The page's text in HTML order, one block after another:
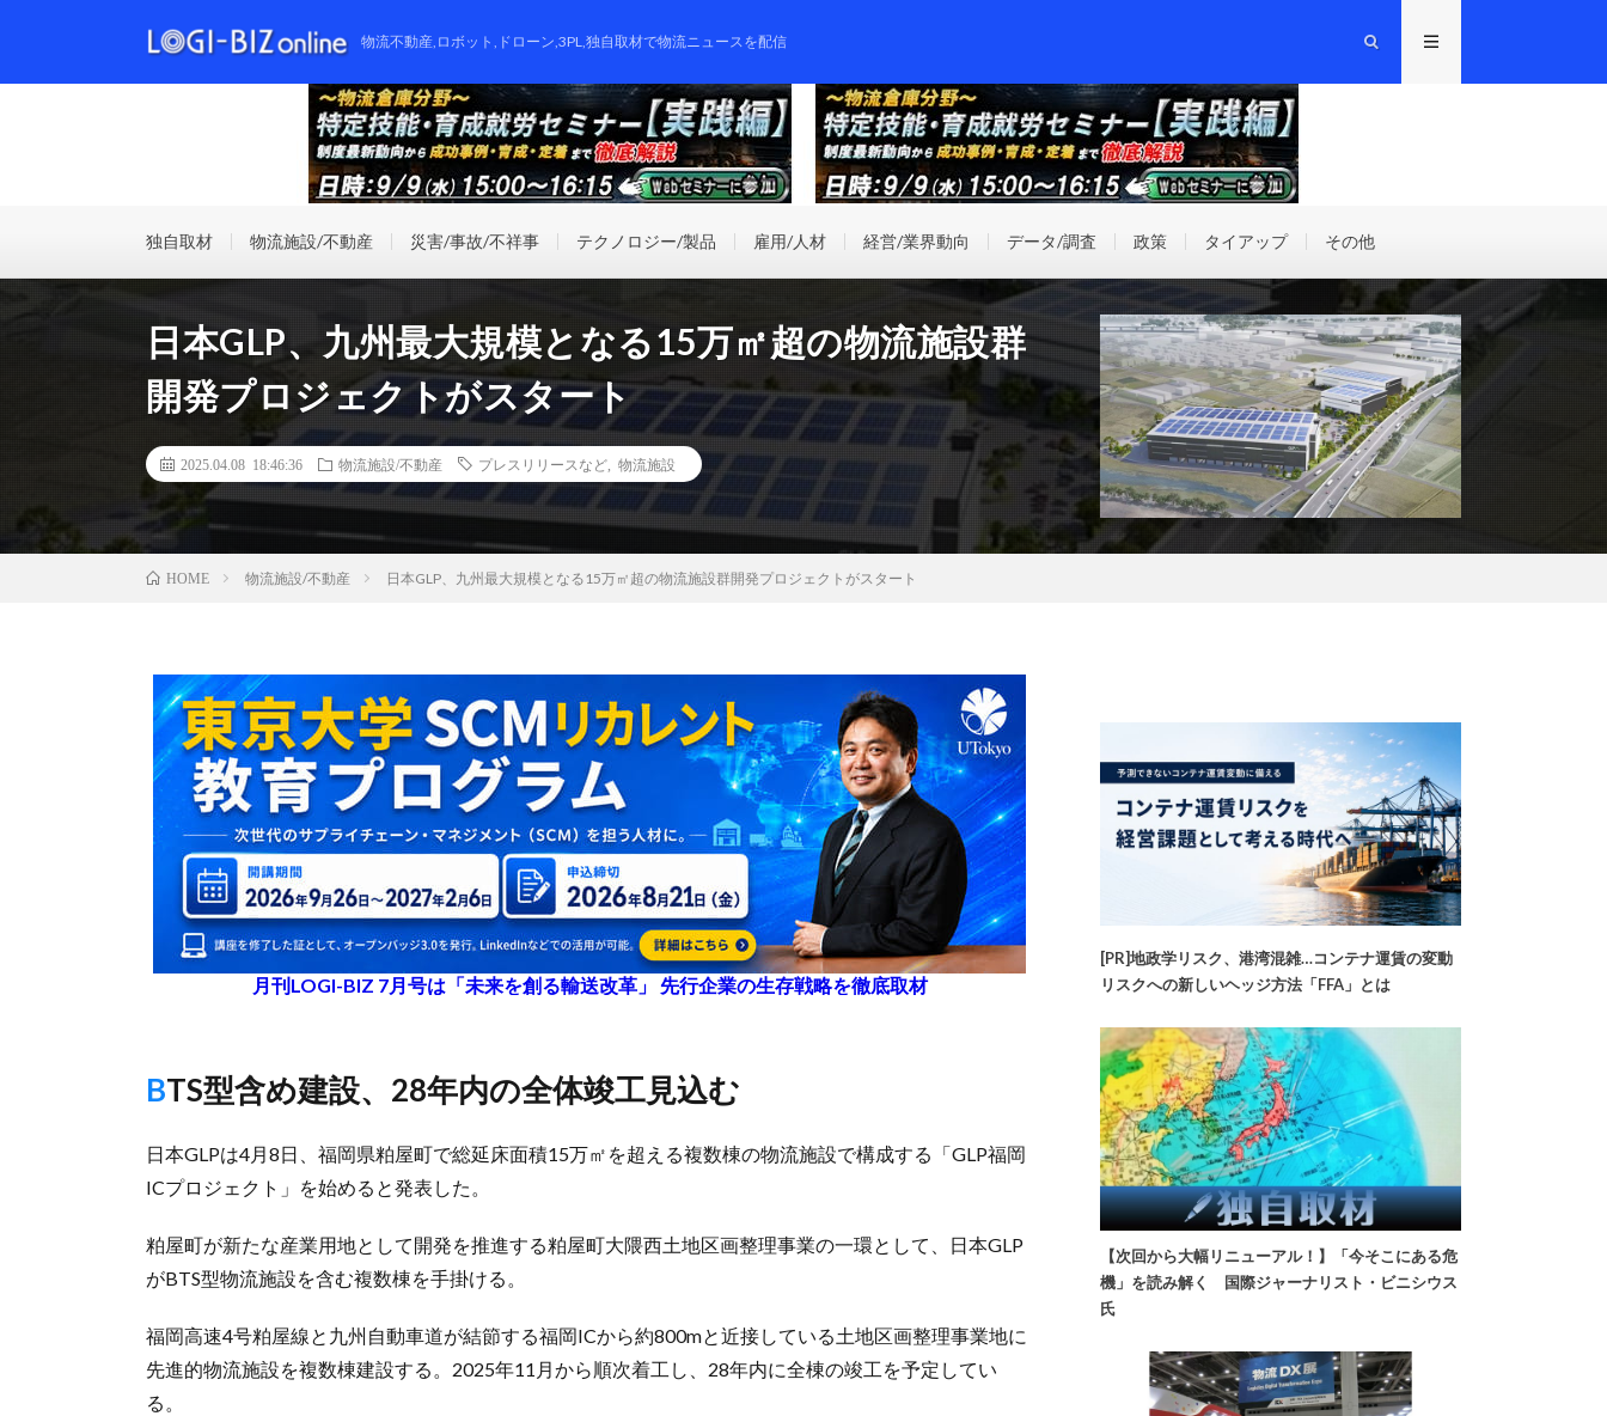
物流不動産,ロボット,ドローン,3PL,独自取材で物流ニュースを配信
独自取材 物流施設/不動産 災害/事故/不祥事 テクノロジー/製品 雇用/人材 経営/業界動向 データ/調査 政策 タイアップ その他
日本GLP、九州最大規模となる15万㎡超の物流施設群
開発プロジェクトがスタート
2025.04.08 18:46:36 物流施設/不動産 プレスリリースなど 物流施設
HOME 物流施設/不動産 日本GLP、九州最大規模となる15万㎡超の物流施設群開発プロジェクトがスタート
月刊LOGI-BIZ 7月号は「未来を創る輸送改革」 先行企業の生存戦略を徹底取材
BTS型含め建設、28年内の全体竣工見込む
日本GLPは4月8日、福岡県粕屋町で総延床面積15万㎡を超える複数棟の物流施設で構成する「GLP福岡
ICプロジェクト」を始めると発表した。
粕屋町が新たな産業用地として開発を推進する粕屋町大隈西土地区画整理事業の一環として、日本GLP
がBTS型物流施設を含む複数棟を手掛ける。
福岡高速4号粕屋線と九州自動車道が結節する福岡ICから約800mと近接している土地区画整理事業地に
先進的物流施設を複数棟建設する。2025年11月から順次着工し、28年内に全棟の竣工を予定してい
る。
[PR]地政学リスク、港湾混雑…コンテナ運賃の変動
リスクへの新しいヘッジ方法「FFA」とは
【次回から大幅リニューアル！】「今そこにある危
機」を読み解く 国際ジャーナリスト・ビニシウス
氏